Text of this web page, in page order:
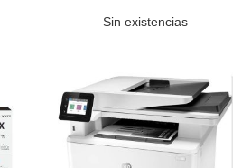
Sin existencias